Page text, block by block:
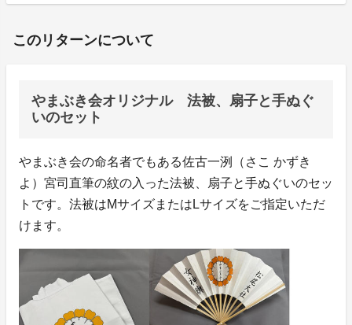
このリターンについて
やまぶき会オリジナル 法被、扇子と手ぬぐ
いのセット
やまぶき会の命名者でもある佐古一洌（さこ かずき
よ）宮司直筆の紋の入った法被、扇子と手ぬぐいのセッ
トです。法被はMサイズまたはLサイズをご指定いただ
けます。